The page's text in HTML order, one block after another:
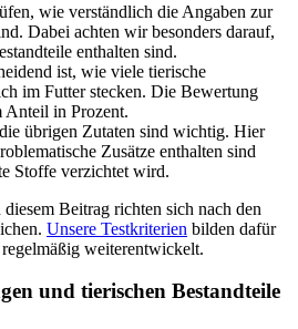
wie verständlich die Angaben zur
Dabei achten wir besonders darauf,
enthalten sind.
ist, wie viele tierische
im Futter stecken. Die Bewertung
Anteil in Prozent.
übrigen Zutaten sind wichtig. Hier
Zusätze enthalten sind
Stoffe verzichtet wird.
Beitrag richten sich nach den
Unsere Testkriterien bilden dafür
weiterentwickelt.
und tierischen Bestandteile